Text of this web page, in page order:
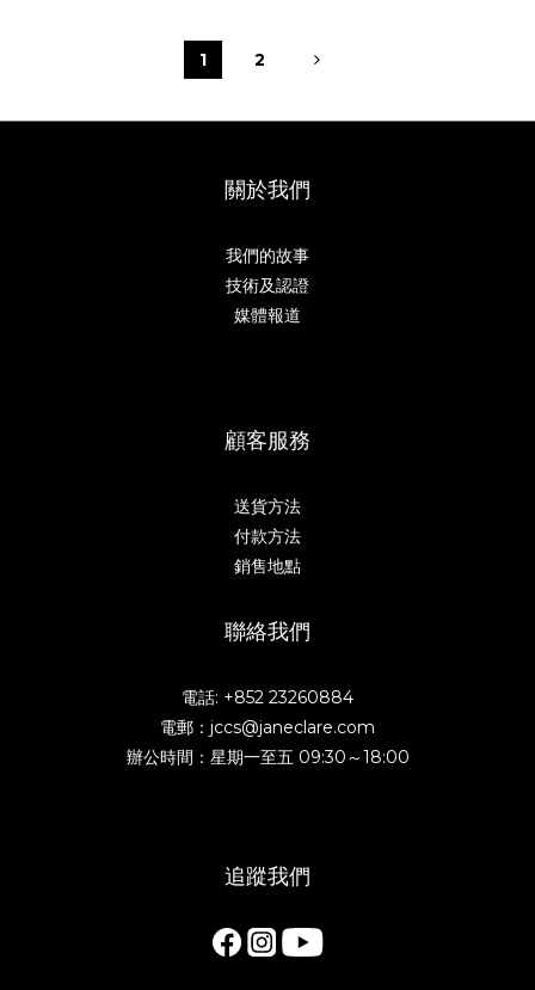
1 2
關於我們
我們的故事
技術及認證
媒體報道
顧客服務
送貨方法
付款方法
銷售地點
聯絡我們
電話: +852 23260884
電郵：jccs@janeclare.com
辦公時間：星期一至五 09:30～18:00
追蹤我們